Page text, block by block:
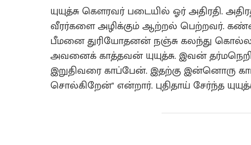
யுயுத்சு கௌரவர் படையில் ஓர் அதிரதி‌.
வீரர்களை அழிக்கும் ஆற்றல் பெற்றவர்.
பீமனை துரியோதனன் நஞ்சு கலந்து கொல்ல
அவனைக் காத்தவன் யுயுத்சு‌. இவன்
இறுதிவரை காப்பேன்‌. இதற்கு இன்னொரு
சொல்கிறேன்" என்றார். புதிதாய் சேர்ந்த